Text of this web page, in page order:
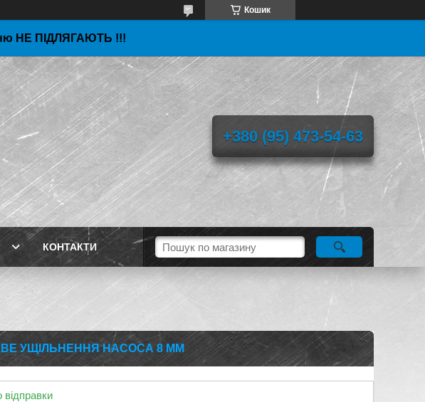
Кошик
НЕ ПІДЛЯГАЮТЬ !!!
+380 (95) 473-54-63
КОНТАКТИ
УЩІЛЬНЕННЯ НАСОСА 8 ММ
відправки